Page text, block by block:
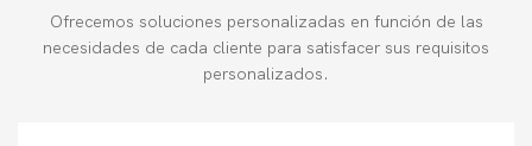
Ofrecemos soluciones personalizadas en función de las
necesidades de cada cliente para satisfacer sus requisitos
personalizados.